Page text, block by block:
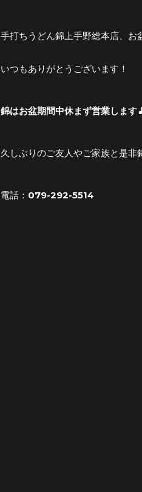
手打ちうどん錦上手野総本店、お
いつもありがとうございます！
錦はお盆期間中休まず営業します
久しぶりのご友人やご家族と是非
電話：079-292-5514